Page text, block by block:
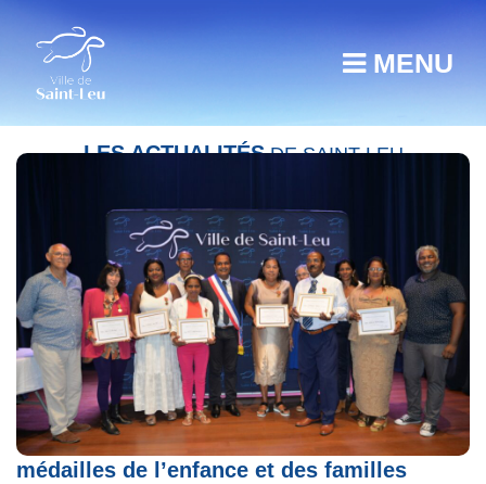
MENU
LES ACTUALITÉSDE SAINT-LEU
Cérémonie émouvante de remise des
médailles de l’enfance et des familles